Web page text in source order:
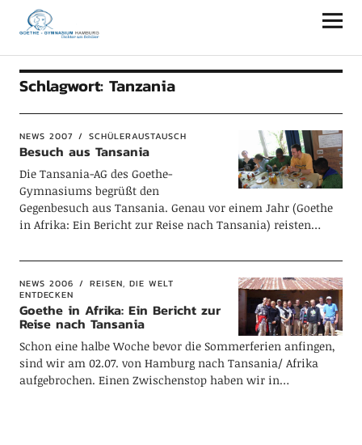
Goethe-Gymnasium Hamburg
Schlagwort: Tanzania
NEWS 2007 SCHÜLERAUSTAUSCH
Besuch aus Tansania
Die Tansania-AG des Goethe-
Gymnasiums begrüßt den
Gegenbesuch aus Tansania. Genau vor einem Jahr (Goethe
in Afrika: Ein Bericht zur Reise nach Tansania) reisten…
NEWS 2006
REISEN, DIE WELT
ENTDECKEN
Goethe in Afrika: Ein Bericht zur
Reise nach Tansania
Schon eine halbe Woche bevor die Sommerferien anfingen,
sind wir am 02.07. von Hamburg nach Tansania/ Afrika
aufgebrochen. Einen Zwischenstop haben wir in…